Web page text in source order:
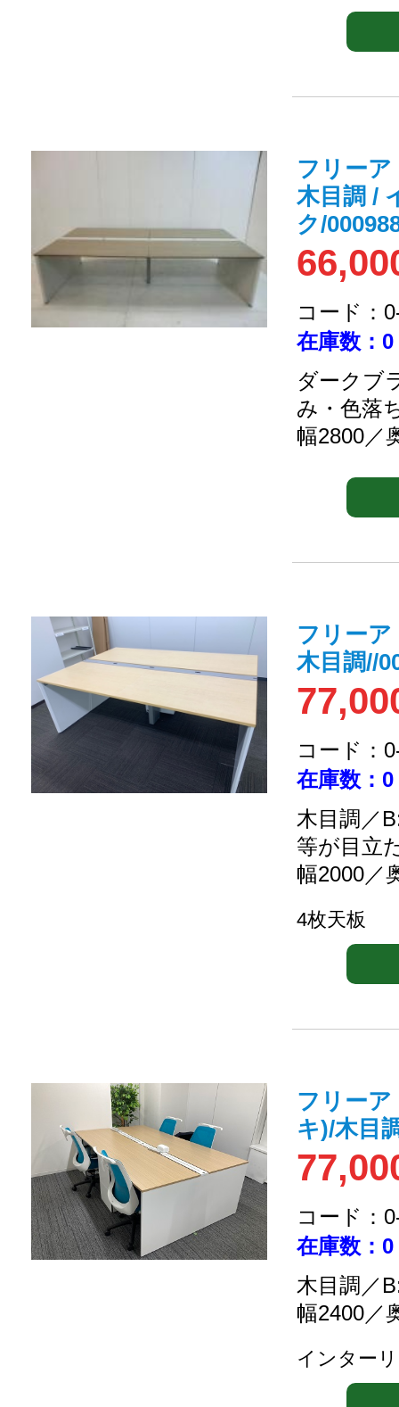
フリー
木目調 /
ク/
コード：
在庫数：0
ダークブ
み・色落
幅2800／
フリー
木目調//
コード：
在庫数：0
木目調／
等が目立
幅2000／
4枚天板
フリー
キ)/木目
コード：
在庫数：0
木目調／
幅2400／
インター